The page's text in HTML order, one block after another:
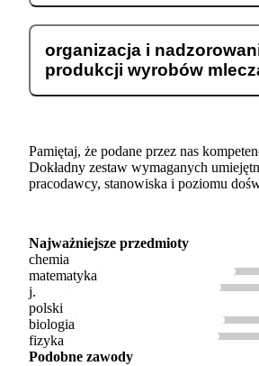
organizacja i
produkcji wyrobów
Pamiętaj, że podane przez nas
Dokładny zestaw wymaganych
pracodawcy, stanowiska i poziomu
Najważniejsze przedmioty
chemia
matematyka
j.
polski
biologia
fizyka
Podobne zawody